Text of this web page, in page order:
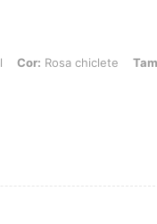
Rosa chiclete, Tamanho:
Cor: Rosa chiclete